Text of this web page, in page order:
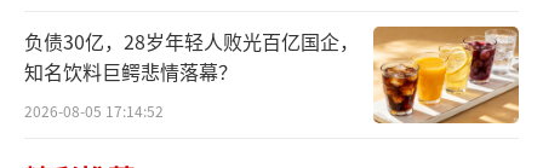
演唱会，一度被视为城市中产和都市青年
的消费标配，不过近年来这个市场却流露出一
丝寒意。仅2024上半年，就有25场知名歌手演
唱会因销量爆冷而取消。
负债30亿，28岁年轻人败光百亿国企，
知名饮料巨鳄悲情落幕？
2026-08-05 17:14:52